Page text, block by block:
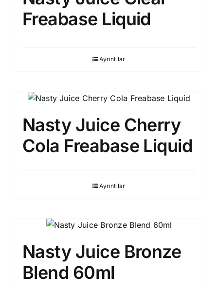
Freabase Liquid
Ayrıntılar
Nasty Juice Cherry
Cola Freabase Liquid
Ayrıntılar
Nasty Juice Bronze
Blend 60ml